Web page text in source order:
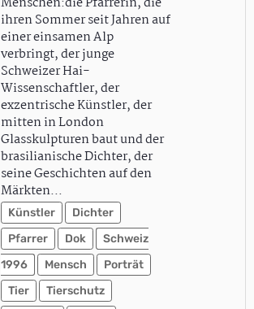
ihren Sommer seit Jahren auf
einer einsamen Alp
verbringt, der junge
Schweizer Hai-
Wissenschaftler, der
exzentrische Künstler, der
mitten in London
Glasskulpturen baut und der
brasilianische Dichter, der
seine Geschichten auf den
Märkten…
Künstler
Dichter
Pfarrer
Dok
Schweiz
1996
Mensch
Porträt
Tier
Tierschutz